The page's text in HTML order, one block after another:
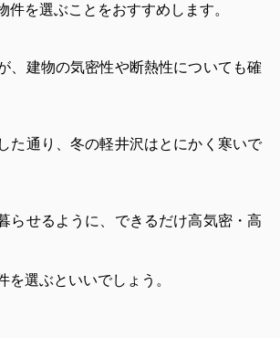
件を選ぶことをおすすめします。
、建物の気密性や断熱性についても確
た通り、冬の軽井沢はとにかく寒いで
らせるように、できるだけ高気密・高
を選ぶといいでしょう。